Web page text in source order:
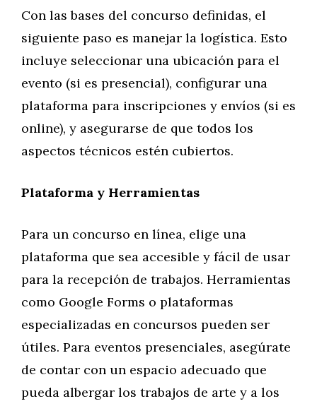
Con las bases del concurso definidas, el
siguiente paso es manejar la logística. Esto
incluye seleccionar una ubicación para el
evento (si es presencial), configurar una
plataforma para inscripciones y envíos (si es
online), y asegurarse de que todos los
aspectos técnicos estén cubiertos.
Plataforma y Herramientas
Para un concurso en línea, elige una
plataforma que sea accesible y fácil de usar
para la recepción de trabajos. Herramientas
como Google Forms o plataformas
especializadas en concursos pueden ser
útiles. Para eventos presenciales, asegúrate
de contar con un espacio adecuado que
pueda albergar los trabajos de arte y a los